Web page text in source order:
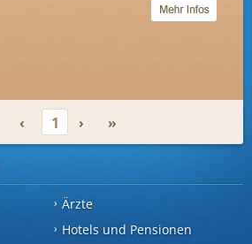
‹ 1 › »
Ärzte
Hotels und Pensionen